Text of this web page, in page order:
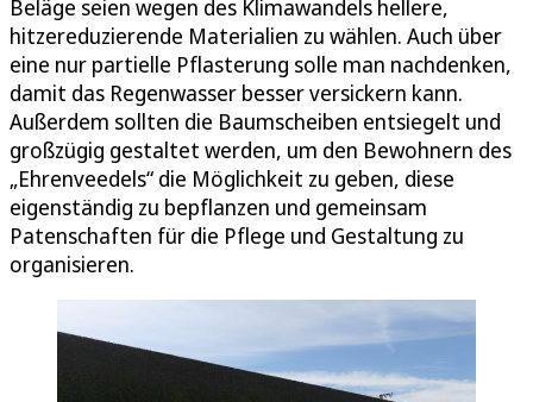
Beläge seien wegen des Klimawandels hellere,
hitzereduzierende Materialien zu wählen. Auch über
eine nur partielle Pflasterung solle man nachdenken,
damit das Regenwasser besser versickern kann.
Außerdem sollten die Baumscheiben entsiegelt und
großzügig gestaltet werden, um den Bewohnern des
„Ehrenveedels“ die Möglichkeit zu geben, diese
eigenständig zu bepflanzen und gemeinsam
Patenschaften für die Pflege und Gestaltung zu
organisieren.